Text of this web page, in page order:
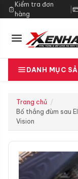
Kiểm tra đơn
hàng
|
DANH MỤC
Trang chủ
Bố thắng đùm sau
Vision